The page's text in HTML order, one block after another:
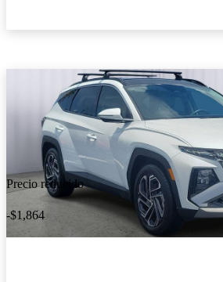
Precio reducido
-$1,864